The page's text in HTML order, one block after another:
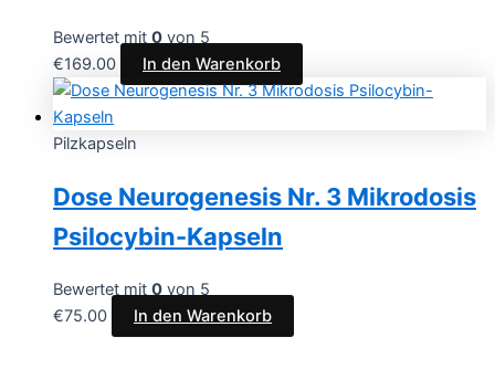
Bewertet mit 0 von 5
€169.00 In den Warenkorb
Pilzkapseln
Dose Neurogenesis Nr. 3 Mikrodosis
Psilocybin-Kapseln
Bewertet mit 0 von 5
€75.00 In den Warenkorb